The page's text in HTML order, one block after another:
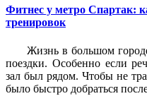
Фитнес у метро Спартак:
тренировок
Жизнь в большом
поездки. Особенно если
зал был рядом. Чтобы не
было быстро добраться